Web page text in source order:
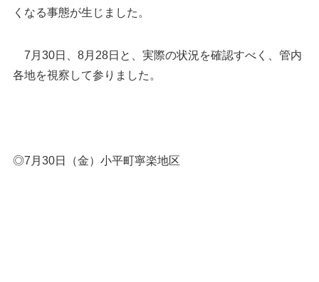
くなる事態が生じました。
7月30日、8月28日と、実際の状況を確認すべく、管内
各地を視察して参りました。
◎7月30日（金）小平町寧楽地区